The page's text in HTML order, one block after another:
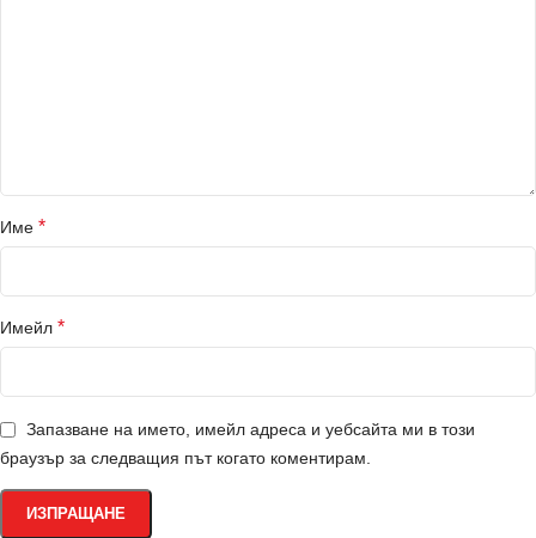
Име *
Имейл *
Запазване на името, имейл адреса и уебсайта ми в този
браузър за следващия път когато коментирам.